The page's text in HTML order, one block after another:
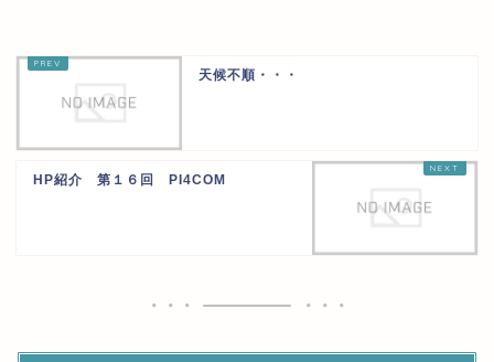
天候不順・・・
HP紹介 第１６回 PI4COM